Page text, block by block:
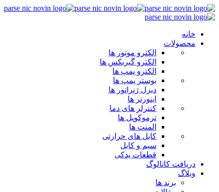
خانه
محصولات
الکترو موتور ها
الکترو گیربکس ها
الکترو پمپ ها
بوستر پمپ ها
دیزل ژنراتور ها
اینورتر ها
کنترلر های دما
ترموکوپل ها
المنت ها
کابل های حرارتی
سیم و کابل
قطعات یدکی
دریافت کاتالوگ
وبلاگ
برند ها